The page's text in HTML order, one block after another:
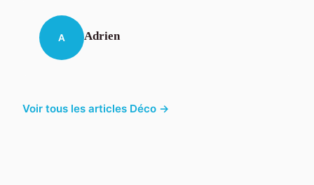
A Adrien
Voir tous les articles Déco →